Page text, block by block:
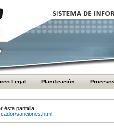
Legal Planificación Procesos
ésta pantalla:
sanciones.html